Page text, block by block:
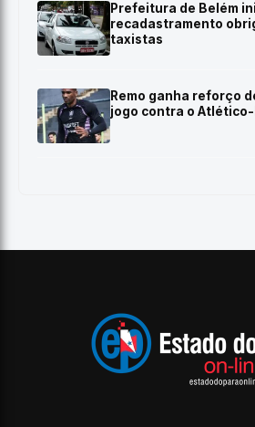
Prefeitura de Belém
recadastramento
taxistas
Remo ganha reforço
jogo contra o Atlético-